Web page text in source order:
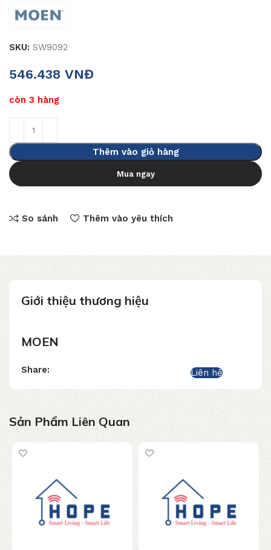
SKU: SW9092
546.438 VNĐ
còn 3 hàng
Thêm vào giỏ hàng
Mua ngay
So sánh Thêm vào yêu thích
Giới thiệu thương hiệu
MOEN
Share: Liên hệ
Sản Phẩm Liên Quan